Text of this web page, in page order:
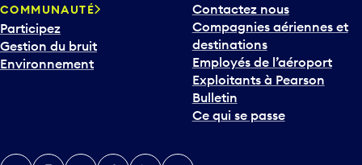
Participez
Gestion du bruit
Environnement
Compagnies aériennes et
destinations
Employés de l’aéroport
Exploitants à Pearson
Bulletin
Ce qui se passe